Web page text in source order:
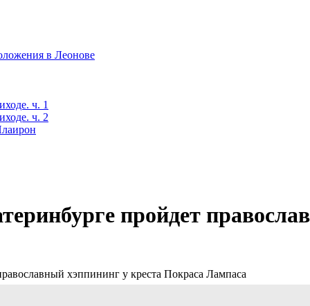
в Леонове
ч. 1
ч. 2
пройдет
хэппининг у креста Покраса Лампаса